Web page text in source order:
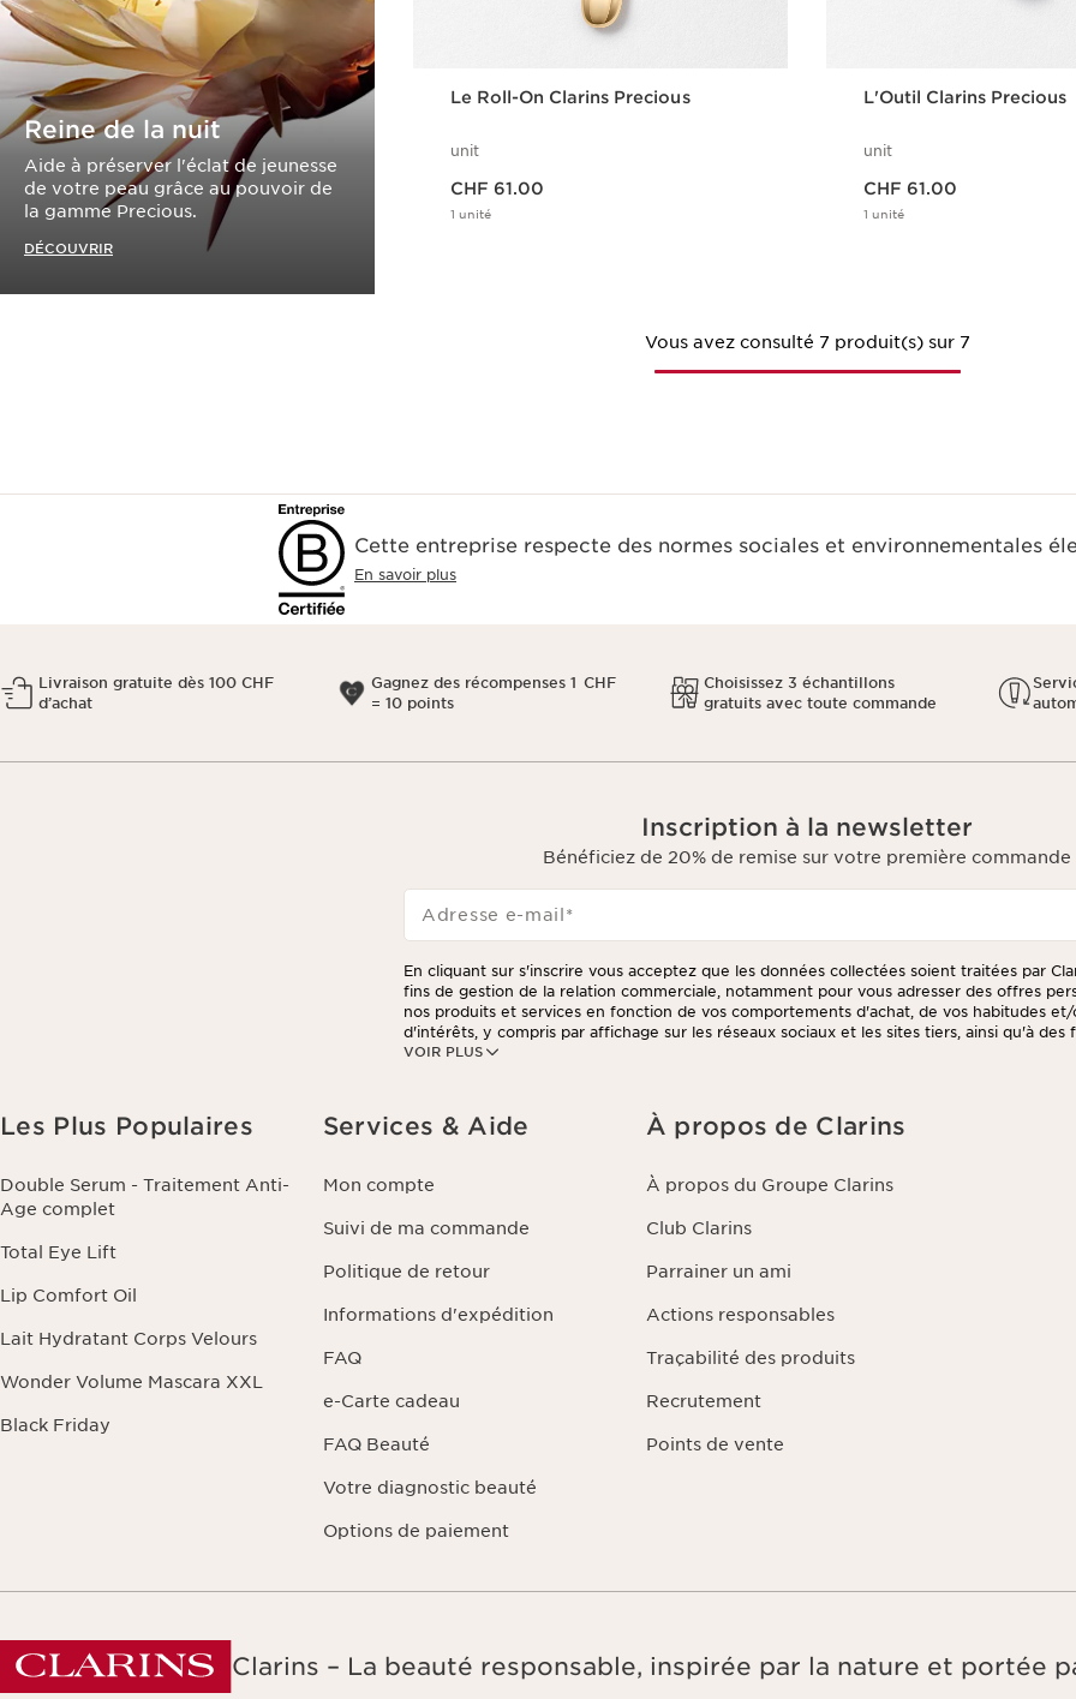
Reine de la nuit
Aide à préserver l'éclat de jeunesse
de votre peau grâce au pouvoir de
la gamme Precious.
DÉCOUVRIR
Le Roll-On Clarins Precious
unit
CHF 61.00
1 unité
L'Outil Clarins Precious
unit
CHF 61.00
1 unité
Vous avez consulté 7 produit(s) sur 7
Cette entreprise respecte des normes sociales et environnementales
En savoir plus
Livraison gratuite dès 100 CHF
d’achat
Gagnez des récompenses 1 CHF
= 10 points
Choisissez 3 échantillons
gratuits avec toute commande
Inscription à la newsletter
Bénéficiez de 20% de remise sur votre première commande
Adresse e-mail *
VOIR PLUS
En cliquant sur s'inscrire vous acceptez que les données collectées soient traitées par
fins de gestion de la relation commerciale, notamment pour vous adresser des offres
nos produits et services en fonction de vos comportements d'achat, de vos habitudes
d'intérêts, y compris par affichage sur les réseaux sociaux et les sites tiers, ainsi qu'à des
Vous pouvez retirer votre consentement à tout moment en cliquant sur le lien de
personnalisées et/ou pour gérer votre adhésion à notre Programme de fidélité et créer
beauté personnalisé. Les données sont conservées pendant trois ans à compter de votre
et de portabilité des informations vous concernant ainsi que d'un droit d'opposition et de
traitement. Vous pouvez exercer ce droit en nous contactant. Pour en savoir plus,
Les Plus Populaires
Double Serum - Traitement Anti-
Age complet
Total Eye Lift
Lip Comfort Oil
Lait Hydratant Corps Velours
Wonder Volume Mascara XXL
Black Friday
Services & Aide
Mon compte
Suivi de ma commande
Politique de retour
Informations d'expédition
FAQ
e-Carte cadeau
FAQ Beauté
Votre diagnostic beauté
Options de paiement
À propos de Clarins
À propos du Groupe Clarins
Club Clarins
Parrainer un ami
Actions responsables
Traçabilité des produits
Recrutement
Points de vente
Clarins – La beauté responsable, inspirée par la nature et portée